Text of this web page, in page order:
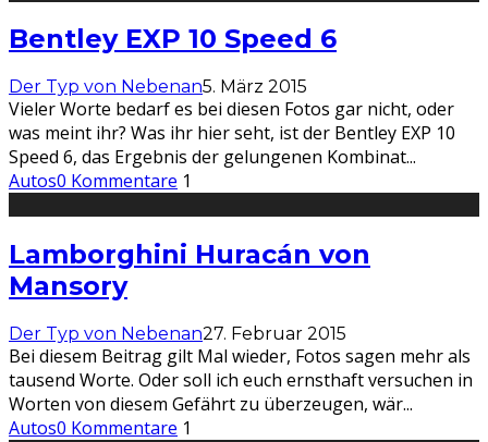
Bentley EXP 10 Speed 6
Der Typ von Nebenan5. März 2015
Vieler Worte bedarf es bei diesen Fotos gar nicht, oder
was meint ihr? Was ihr hier seht, ist der Bentley EXP 10
Speed 6, das Ergebnis der gelungenen Kombinat...
Autos0 Kommentare 1
Lamborghini Huracán von
Mansory
Der Typ von Nebenan27. Februar 2015
Bei diesem Beitrag gilt Mal wieder, Fotos sagen mehr als
tausend Worte. Oder soll ich euch ernsthaft versuchen in
Worten von diesem Gefährt zu überzeugen, wär...
Autos0 Kommentare 1